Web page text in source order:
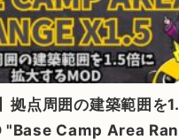
拠点周囲の建築範囲を
"Base Camp Area